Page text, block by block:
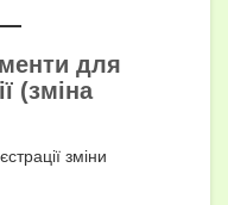
для
(зміна
зміни